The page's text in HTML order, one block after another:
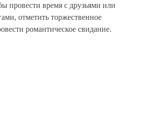
провести время с друзьями или
отметить торжественное
романтическое свидание.